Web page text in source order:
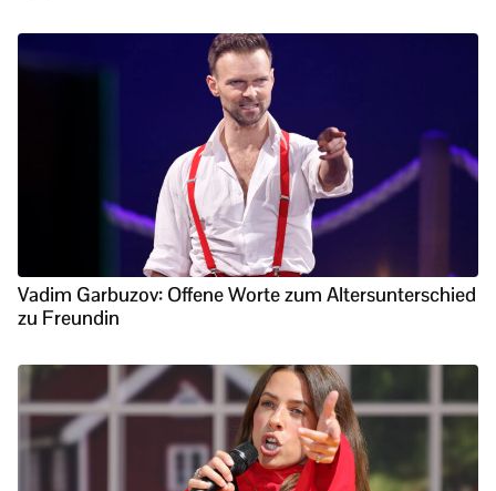
Vadim Garbuzov: Offene Worte zum Altersunterschied
zu Freundin